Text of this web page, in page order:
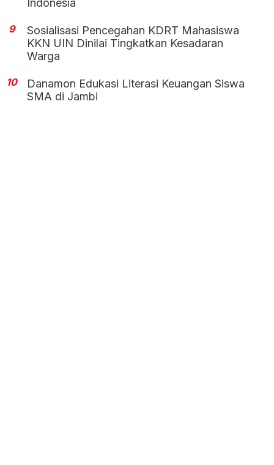
Indonesia
9
Sosialisasi Pencegahan KDRT Mahasiswa
KKN UIN Dinilai Tingkatkan Kesadaran
Warga
10
Danamon Edukasi Literasi Keuangan Siswa
SMA di Jambi